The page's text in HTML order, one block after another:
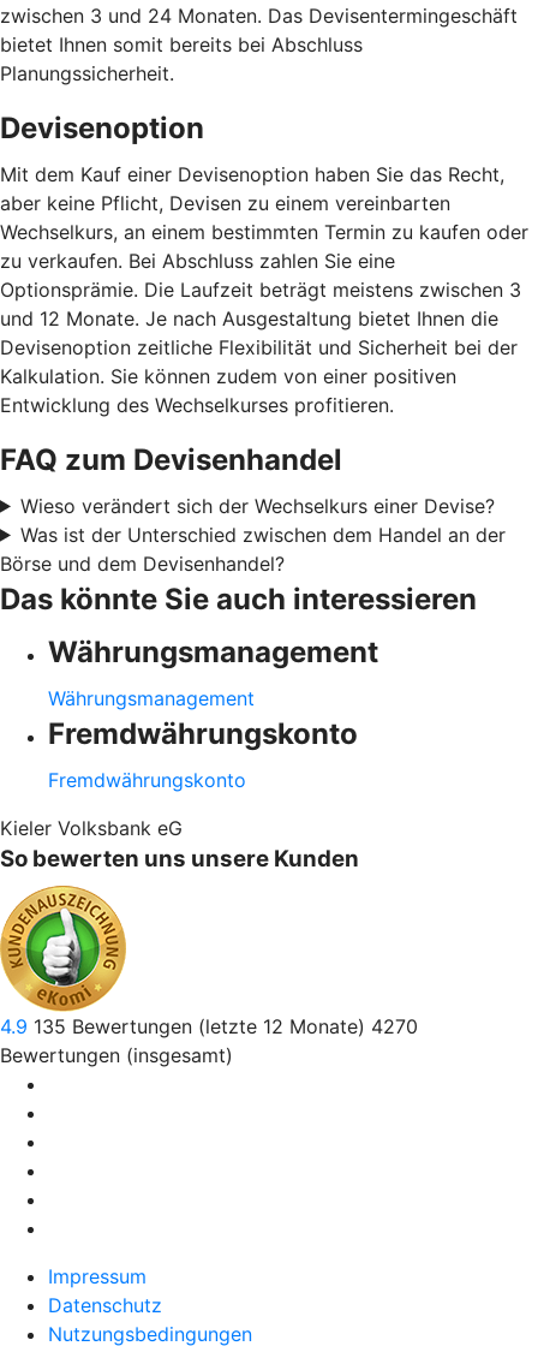
zwischen 3 und 24 Monaten. Das Devisentermingeschäft
bietet Ihnen somit bereits bei Abschluss
Planungssicherheit.
Devisenoption
Mit dem Kauf einer Devisenoption haben Sie das Recht,
aber keine Pflicht, Devisen zu einem vereinbarten
Wechselkurs, an einem bestimmten Termin zu kaufen oder
zu verkaufen. Bei Abschluss zahlen Sie eine
Optionsprämie. Die Laufzeit beträgt meistens zwischen 3
und 12 Monate. Je nach Ausgestaltung bietet Ihnen die
Devisenoption zeitliche Flexibilität und Sicherheit bei der
Kalkulation. Sie können zudem von einer positiven
Entwicklung des Wechselkurses profitieren.
FAQ zum Devisenhandel
Wieso verändert sich der Wechselkurs einer Devise?
Was ist der Unterschied zwischen dem Handel an der
Börse und dem Devisenhandel?
Das könnte Sie auch interessieren
Währungsmanagement
Währungsmanagement
Fremdwährungskonto
Fremdwährungskonto
Kieler Volksbank eG
So bewerten uns unsere Kunden
4.9 135 Bewertungen (letzte 12 Monate) 4270
Bewertungen (insgesamt)
Impressum
Datenschutz
Nutzungsbedingungen